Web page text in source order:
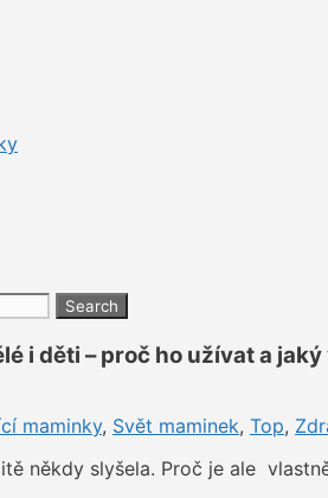
Search
i děti – proč ho užívat a
maminky, Svět maminek, Top,
někdy slyšela. Proč je ale